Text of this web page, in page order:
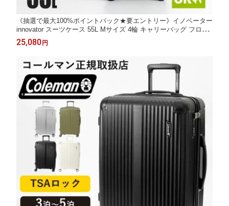
《抽選で最大100%ポイントバック★要エントリー》イノベーター
innovator スーツケース 55L Mサイズ 4輪 キャリーバッグ フロン
トオープン 軽量 TSAロック ダブルダイヤルロック 出張 4泊 5泊
国内旅行 修学旅行 合宿 INV155 正規品2年保証 送料無料
25,080 円